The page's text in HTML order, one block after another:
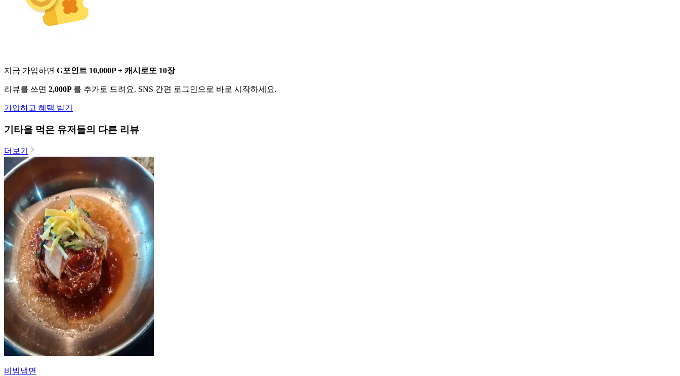
지금 가입하면 G포인트 10,000P + 캐시로또 10장
리뷰를 쓰면 2,000P 를 추가로 드려요. SNS 간편 로그인으로 바로 시작하세요.
가입하고 혜택 받기
기타을 먹은 유저들의 다른 리뷰
더보기
비빔냉면